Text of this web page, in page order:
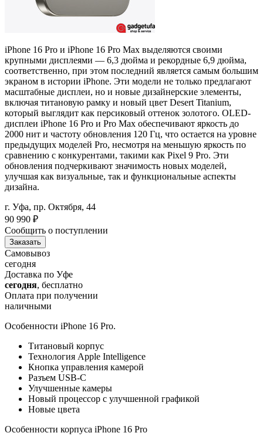
iPhone 16 Pro и iPhone 16 Pro Max выделяются своими
крупными дисплеями — 6,3 дюйма и рекордные 6,9 дюйма,
соответственно, при этом последний является самым большим
экраном в истории iPhone. Эти модели не только предлагают
масштабные дисплеи, но и новые дизайнерские элементы,
включая титановую рамку и новый цвет Desert Titanium,
который выглядит как персиковый оттенок золотого. OLED-
дисплеи iPhone 16 Pro и Pro Max обеспечивают яркость до
2000 нит и частоту обновления 120 Гц, что остается на уровне
предыдущих моделей Pro, несмотря на меньшую яркость по
сравнению с конкурентами, такими как Pixel 9 Pro. Эти
обновления подчеркивают значимость новых моделей,
улучшая как визуальные, так и функциональные аспекты
дизайна.
г. Уфа, пр. Октября, 44
90 990 ₽
Сообщить о поступлении
Заказать
Самовывоз
сегодня
Доставка по Уфе
сегодня, бесплатно
Оплата при получении
наличными
Особенности iPhone 16 Pro.
Титановый корпус
Технология Apple Intelligence
Кнопка управления камерой
Разъем USB-C
Улучшенные камеры
Новый процессор с улучшенной графикой
Новые цвета
Особенности корпуса iPhone 16 Pro